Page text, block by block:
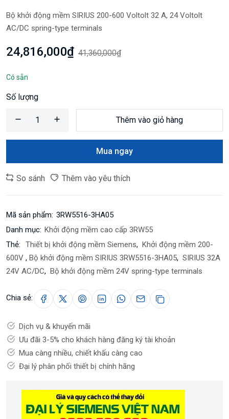
Bộ khởi động mềm SIRIUS 200-600 Voltolt 32 A, 24 Voltolt
AC/DC spring-type terminals
24,816,000₫ 41,360,000₫
Có sẵn
Số lượng
Thêm vào giỏ hàng
Mua ngay
So sánh Thêm vào yêu thích
Mã sản phẩm: 3RW5516-3HA05
Danh mục: Khởi động mềm cao cấp 3RW55
Thẻ:
Thiết bị khởi động mềm Siemens, Khởi động mềm 200-
600V , Bộ khởi động mềm SIRIUS 3RW5516-3HA05, SIRIUS 32A
24V AC/DC, Bộ khởi động mềm 24V spring-type terminals
Chia sẻ:
Dịch vụ & khuyến mãi
Ưu đãi 3-5% cho khách hàng đăng ký tài khoản
Mua càng nhiều, chiết khấu càng cao
Đại lý phân phối thiết bị chính hãng